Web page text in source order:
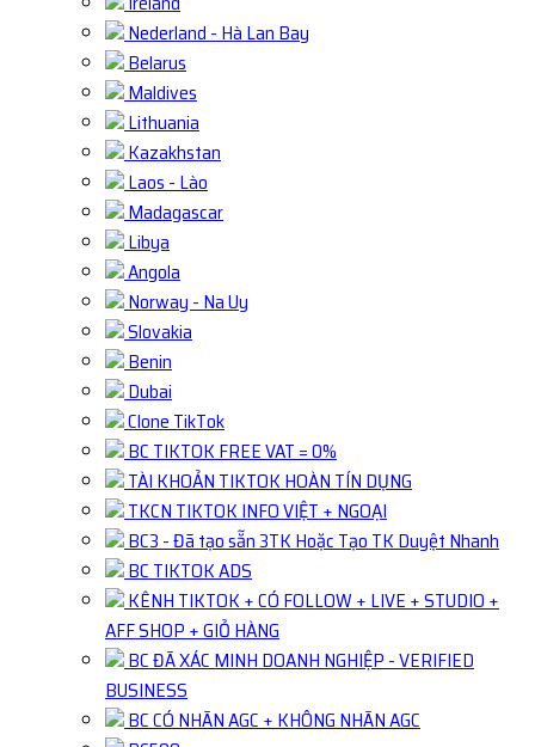
Nederland - Hà Lan Bay
Belarus
Maldives
Lithuania
Kazakhstan
Laos - Lào
Madagascar
Libya
Angola
Norway - Na Uy
Slovakia
Benin
Dubai
Clone TikTok
BC TIKTOK FREE VAT = 0%
TÀI KHOẢN TIKTOK HOÀN TÍN DỤNG
TKCN TIKTOK INFO VIỆT + NGOẠI
BC3 - Đã tạo sẵn 3TK Hoặc Tạo TK Duyệt Nhanh
BC TIKTOK ADS
KÊNH TIKTOK + CÓ FOLLOW + LIVE + STUDIO +
AFF SHOP + GIỎ HÀNG
BC ĐÃ XÁC MINH DOANH NGHIỆP - VERIFIED
BUSINESS
BC CÓ NHÃN AGC + KHÔNG NHÃN AGC